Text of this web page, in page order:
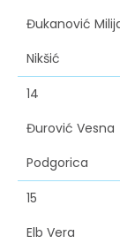
Đukanović
Nikšić
14
Đurović Vesna
Podgorica
15
Elb Vera